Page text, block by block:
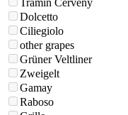
Tramín Červený
Dolcetto
Ciliegiolo
other grapes
Grüner Veltliner
Zweigelt
Gamay
Raboso